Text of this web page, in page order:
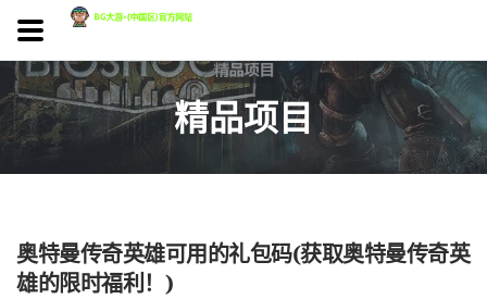
精品项目
奥特曼传奇英雄可用的礼包码(获取奥特曼传奇英
雄的限时福利！)